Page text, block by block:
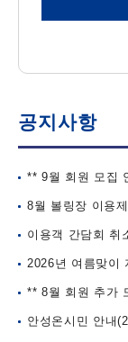
공지사항
** 9월 회원 모집
8월 볼링장 이용
이용객 간담회 취
2026년 여름맞이
** 8월 회원 추가
안성온시민 안내